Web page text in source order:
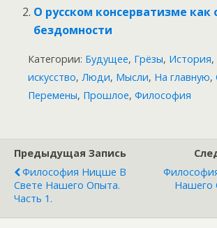
О русском консерватизме как
бездомности
Категории: Будущее, Грёзы, История,
искусство, Люди, Мысли, На главную,
Перемены, Прошлое, Философия
Предыдущая Запись
Философия Ницше В
Свете Нашего Опыта.
Часть 1.
Нашего